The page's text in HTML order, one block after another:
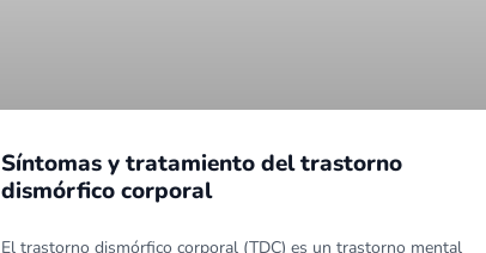
Síntomas y tratamiento del trastorno
dismórfico corporal
El trastorno dismórfico corporal (TDC) es un trastorno mental